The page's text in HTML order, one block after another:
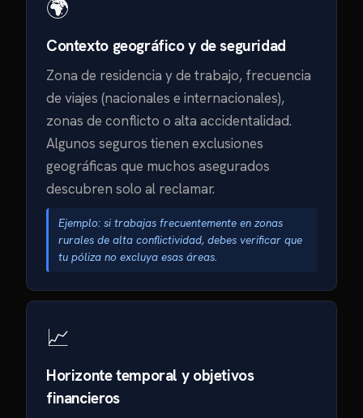
🌍
Contexto geográfico y de seguridad
Zona de residencia y de trabajo, frecuencia
de viajes (nacionales e internacionales),
zonas de conflicto o alta accidentalidad.
Algunos seguros tienen exclusiones
geográficas que muchos asegurados
descubren solo al reclamar.
Ejemplo: si trabajas frecuentemente en zonas
rurales de alta conflictividad, debes verificar que
tu póliza no excluya esas áreas.
📈
Horizonte temporal y objetivos
financieros